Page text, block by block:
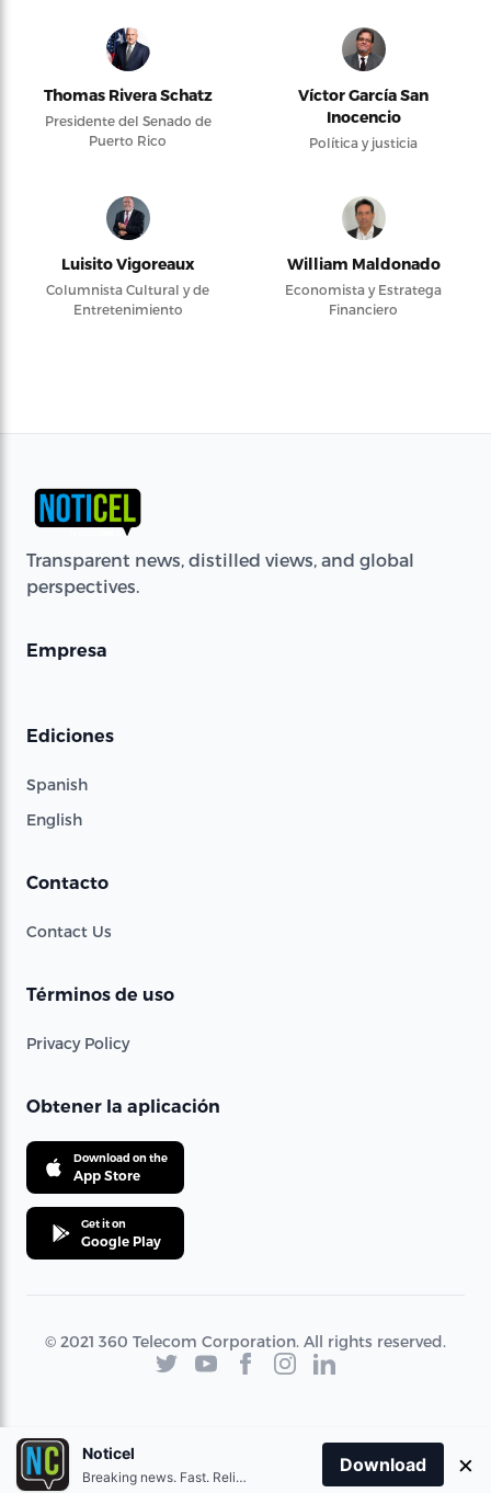
Thomas Rivera Schatz
Presidente del Senado de
Puerto Rico
Víctor García San
Inocencio
Política y justicia
Luisito Vigoreaux
Columnista Cultural y de
Entretenimiento
William Maldonado
Economista y Estratega
Financiero
Transparent news, distilled views, and global
perspectives.
Empresa
Ediciones
Spanish
English
Contacto
Contact Us
Términos de uso
Privacy Policy
Obtener la aplicación
Download on the
App Store
Get it on
Google Play
© 2021 360 Telecom Corporation. All rights reserved.
Noticel
Breaking news. Fast. Reliable.
Download ×